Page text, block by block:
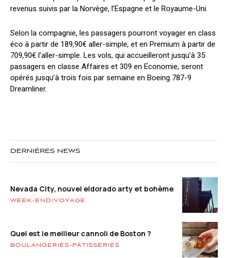
revenus suivis par la Norvège, l’Espagne et le Royaume-Uni.
Selon la compagnie, les passagers pourront voyager en class
éco à partir de 189,90€ aller-simple, et en Premium à partir de
709,90€ l’aller-simple. Les vols, qui accueilleront jusqu’à 35
passagers en classe Affaires et 309 en Economie, seront
opérés jusqu’à trois fois par semaine en Boeing 787-9
Dreamliner.
DERNIÈRES NEWS
Nevada City, nouvel eldorado arty et bohème
WEEK-END/VOYAGE
Quel est le meilleur cannoli de Boston ?
BOULANGERIES-PÂTISSERIES